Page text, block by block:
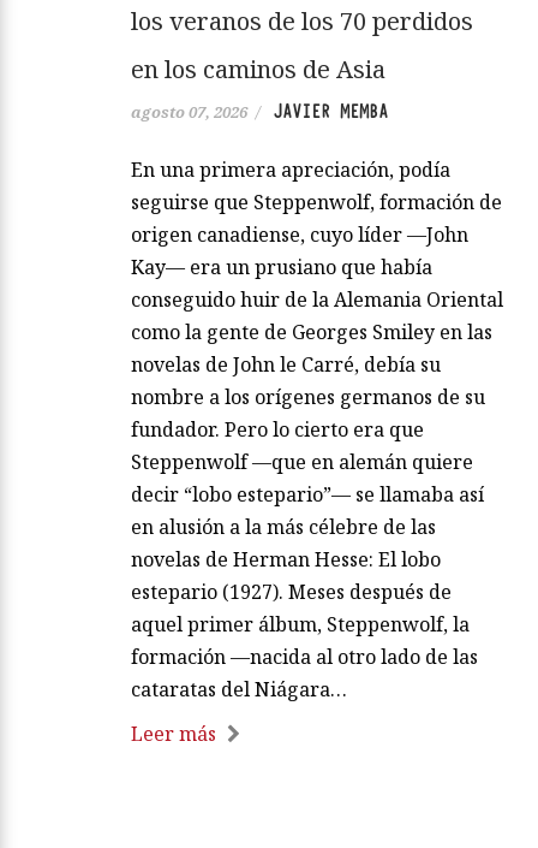
los veranos de los 70 perdidos
en los caminos de Asia
agosto 07, 2026 / JAVIER MEMBA
En una primera apreciación, podía
seguirse que Steppenwolf, formación de
origen canadiense, cuyo líder —John
Kay— era un prusiano que había
conseguido huir de la Alemania Oriental
como la gente de Georges Smiley en las
novelas de John le Carré, debía su
nombre a los orígenes germanos de su
fundador. Pero lo cierto era que
Steppenwolf —que en alemán quiere
decir “lobo estepario”— se llamaba así
en alusión a la más célebre de las
novelas de Herman Hesse: El lobo
estepario (1927). Meses después de
aquel primer álbum, Steppenwolf, la
formación —nacida al otro lado de las
cataratas del Niágara…
Leer más